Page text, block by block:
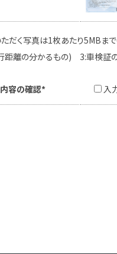
だく写真は1枚あたり5MBまで
距離の分かるもの) 3:車検証
容の確認* 入